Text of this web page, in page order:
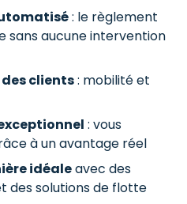
: le règlement
sans aucune intervention
clients: mobilité et
: vous
à un avantage réel
idéaleavec des
des solutions de flotte